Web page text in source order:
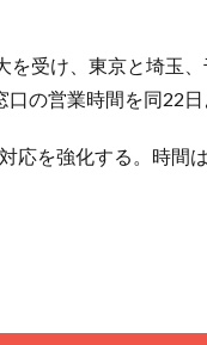
受け、東京と埼玉
の営業時間を同22日
応を強化する。時間